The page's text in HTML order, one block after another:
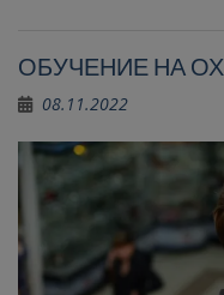
ОБУЧЕНИЕ НА
08.11.2022